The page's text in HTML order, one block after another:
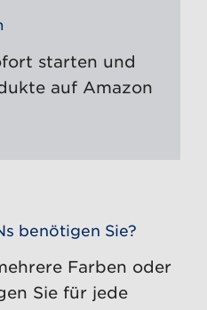
starten und
auf Amazon
benötigen Sie?
Farben oder
Sie für jede